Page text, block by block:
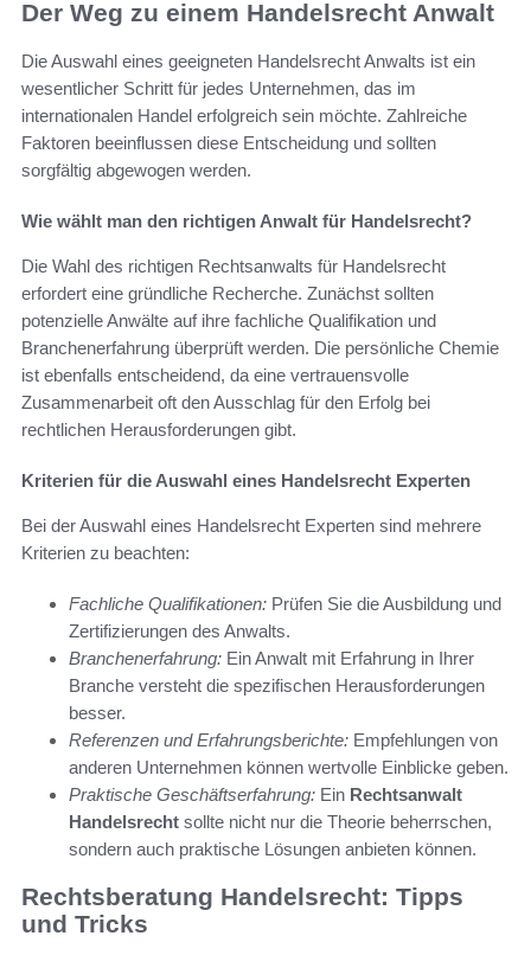
Der Weg zu einem Handelsrecht Anwalt
Die Auswahl eines geeigneten Handelsrecht Anwalts ist ein
wesentlicher Schritt für jedes Unternehmen, das im
internationalen Handel erfolgreich sein möchte. Zahlreiche
Faktoren beeinflussen diese Entscheidung und sollten
sorgfältig abgewogen werden.
Wie wählt man den richtigen Anwalt für Handelsrecht?
Die Wahl des richtigen Rechtsanwalts für Handelsrecht
erfordert eine gründliche Recherche. Zunächst sollten
potenzielle Anwälte auf ihre fachliche Qualifikation und
Branchenerfahrung überprüft werden. Die persönliche Chemie
ist ebenfalls entscheidend, da eine vertrauensvolle
Zusammenarbeit oft den Ausschlag für den Erfolg bei
rechtlichen Herausforderungen gibt.
Kriterien für die Auswahl eines Handelsrecht Experten
Bei der Auswahl eines Handelsrecht Experten sind mehrere
Kriterien zu beachten:
Fachliche Qualifikationen: Prüfen Sie die Ausbildung und
Zertifizierungen des Anwalts.
Branchenerfahrung: Ein Anwalt mit Erfahrung in Ihrer
Branche versteht die spezifischen Herausforderungen
besser.
Referenzen und Erfahrungsberichte: Empfehlungen von
anderen Unternehmen können wertvolle Einblicke geben.
Praktische Geschäftserfahrung: Ein Rechtsanwalt
Handelsrecht sollte nicht nur die Theorie beherrschen,
sondern auch praktische Lösungen anbieten können.
Rechtsberatung Handelsrecht: Tipps
und Tricks